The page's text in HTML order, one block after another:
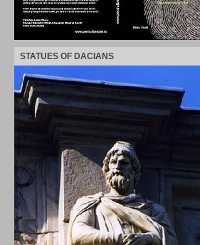
STATUES OF DACIANS